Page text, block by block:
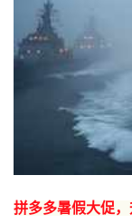
拼多多暑假大促